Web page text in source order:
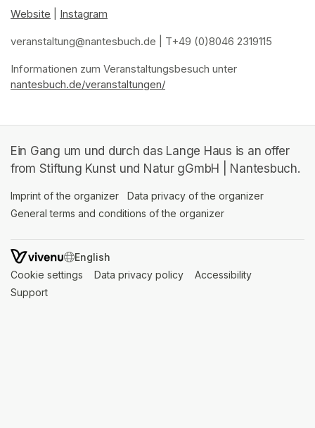
Website (opens in a new tab)
Instagram
veranstaltung@nantesbuch.de (opens in a new tab)
| T+49 (0)8046 2319115
Informationen zum Veranstaltungsbesuch (opens in a new tab)
(opens in a new tab)
(opens in a new tab)
(opens in a new tab)
nantesbuch.de/veranstaltungen/
Ein Gang um und durch das Lange Haus is an offer
from Stiftung Kunst und Natur gGmbH | Nantesbuch.
Imprint of the organizer (opens in a new tab)
Data privacy of the organizer
General terms and conditions of the organizer
SWITCH LANGUAGE
Cookie settings (opens in a new tab)
Data privacy policy (opens in a new tab)
Accessibility
Support